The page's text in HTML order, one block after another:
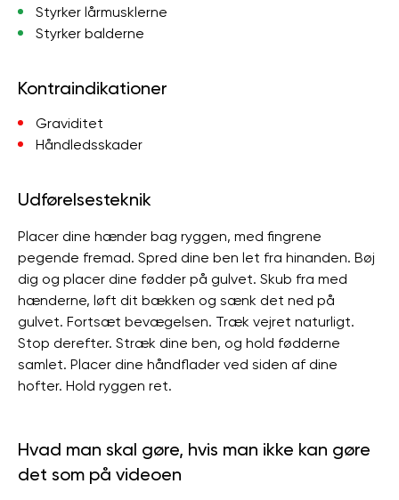
Styrker lårmusklerne
Styrker balderne
Kontraindikationer
Graviditet
Håndledsskader
Udførelsesteknik
Placer dine hænder bag ryggen, med fingrene
pegende fremad. Spred dine ben let fra hinanden. Bøj
dig og placer dine fødder på gulvet. Skub fra med
hænderne, løft dit bækken og sænk det ned på
gulvet. Fortsæt bevægelsen. Træk vejret naturligt.
Stop derefter. Stræk dine ben, og hold fødderne
samlet. Placer dine håndflader ved siden af ​​dine
hofter. Hold ryggen ret.
Hvad man skal gøre, hvis man ikke kan gøre
det som på videoen